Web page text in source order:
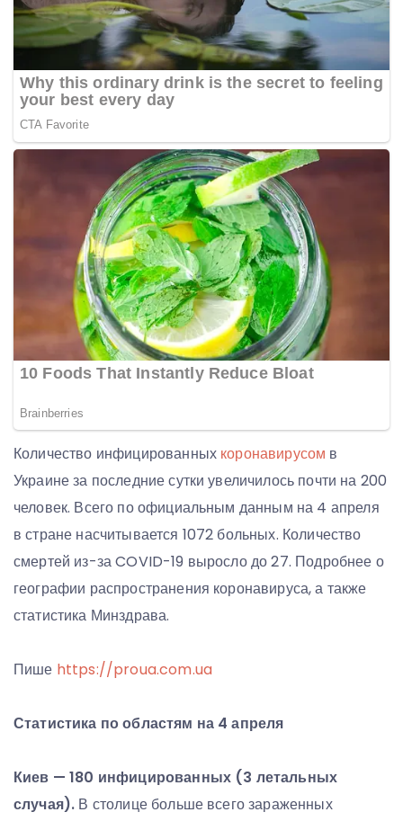
Количество инфицированных коронавирусом в
Украине за последние сутки увеличилось почти на 200
человек. Всего по официальным данным на 4 апреля
в стране насчитывается 1072 больных. Количество
смертей из-за COVID-19 выросло до 27. Подробнее о
географии распространения коронавируса, а также
статистика Минздрава.
Пише https://proua.com.ua
Статистика по областям на 4 апреля
Киев — 180 инфицированных (3 летальных
случая). В столице больше всего зараженных